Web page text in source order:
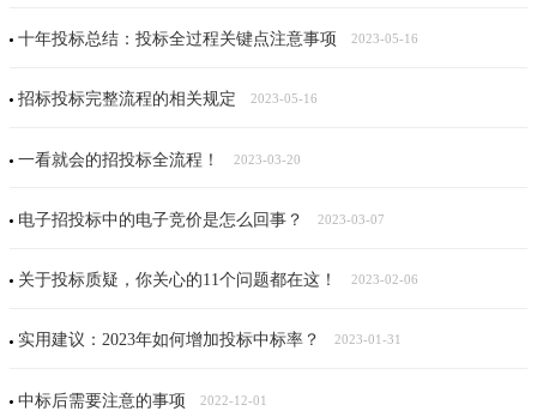
十年投标总结：投标全过程关键点注意事项 2023-05-16
招标投标完整流程的相关规定 2023-05-16
一看就会的招投标全流程！ 2023-03-20
电子招投标中的电子竞价是怎么回事？ 2023-03-07
关于投标质疑，你关心的11个问题都在这！ 2023-02-06
实用建议：2023年如何增加投标中标率？ 2023-01-31
中标后需要注意的事项 2022-12-01